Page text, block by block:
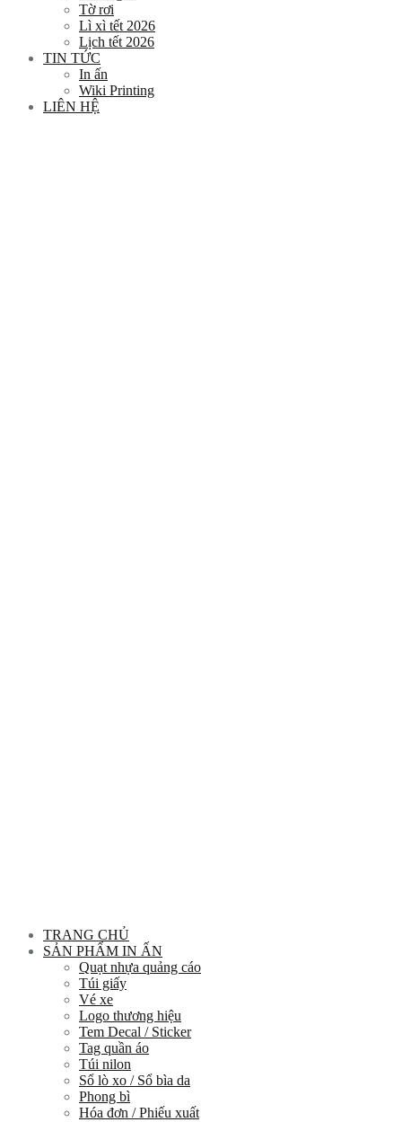
Tờ rơi
Lì xì tết 2026
Lịch tết 2026
TIN TỨC
In ấn
Wiki Printing
LIÊN HỆ
TRANG CHỦ
SẢN PHẨM IN ẤN
Quạt nhựa quảng cáo
Túi giấy
Vé xe
Logo thương hiệu
Tem Decal / Sticker
Tag quần áo
Túi nilon
Sổ lò xo / Sổ bìa da
Phong bì
Hóa đơn / Phiếu xuất